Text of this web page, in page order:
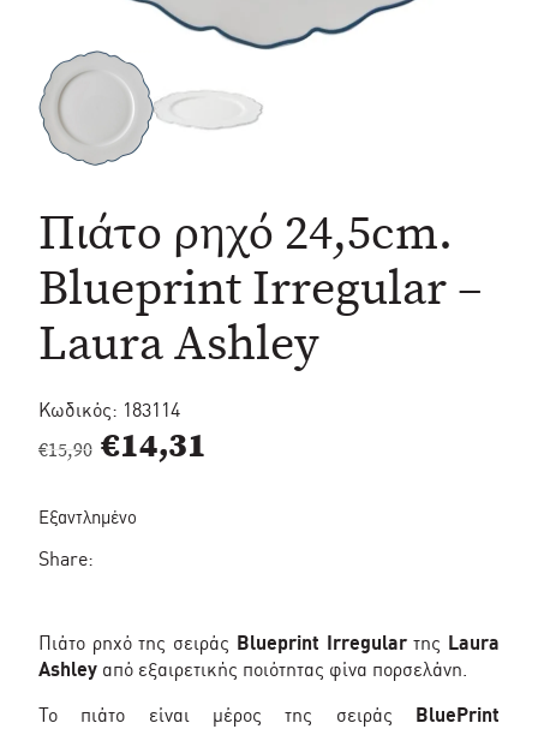
Πιάτο ρηχό 24,5cm.
Blueprint Irregular –
Laura Ashley
Κωδικός: 183114
€15,90 Original
was:
€14,31
€14,31.
Εξαντλημένο
Share:
Πιάτο ρηχό της σειράς Blueprint Irregularτης Laura
Ashley από εξαιρετικής ποιότητας φίνα πορσελάνη.
To πιάτο είναι μέρος της σειράς
BluePrint